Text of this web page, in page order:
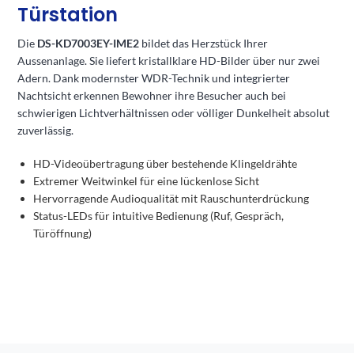
Türstation
Die DS-KD7003EY-IME2 bildet das Herzstück Ihrer
Aussenanlage. Sie liefert kristallklare HD-Bilder über nur zwei
Adern. Dank modernster WDR-Technik und integrierter
Nachtsicht erkennen Bewohner ihre Besucher auch bei
schwierigen Lichtverhältnissen oder völliger Dunkelheit absolut
zuverlässig.
HD-Videoübertragung über bestehende Klingeldrähte
Extremer Weitwinkel für eine lückenlose Sicht
Hervorragende Audioqualität mit Rauschunterdrückung
Status-LEDs für intuitive Bedienung (Ruf, Gespräch,
Türöffnung)